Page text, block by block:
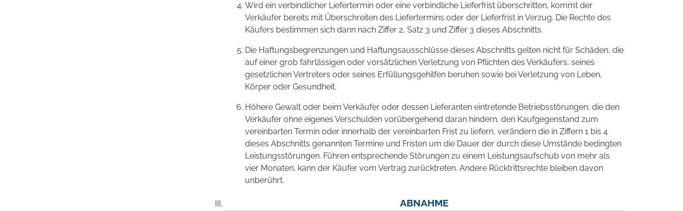
Wird ein verbindlicher Liefertermin oder eine verbindliche Lieferfrist überschritten, kommt der
Verkäufer bereits mit Überschreiten des Liefertermins oder der Lieferfrist in Verzug. Die Rechte des
Käufers bestimmen sich dann nach Ziffer 2, Satz 3 und Ziffer 3 dieses Abschnitts.
Die Haftungsbegrenzungen und Haftungsausschlüsse dieses Abschnitts gelten nicht für Schäden, die
auf einer grob fahrlässigen oder vorsätzlichen Verletzung von Pflichten des Verkäufers, seines
gesetzlichen Vertreters oder seines Erfüllungsgehilfen beruhen sowie bei Verletzung von Leben,
Körper oder Gesundheit.
Höhere Gewalt oder beim Verkäufer oder dessen Lieferanten eintretende Betriebsstörungen, die den
Verkäufer ohne eigenes Verschulden vorübergehend daran hindern, den Kaufgegenstand zum
vereinbarten Termin oder innerhalb der vereinbarten Frist zu liefern, verändern die in Ziffern 1 bis 4
dieses Abschnitts genannten Termine und Fristen um die Dauer der durch diese Umstände bedingten
Leistungsstörungen. Führen entsprechende Störungen zu einem Leistungsaufschub von mehr als
vier Monaten, kann der Käufer vom Vertrag zurücktreten. Andere Rücktrittsrechte bleiben davon
unberührt.
ABNAHME